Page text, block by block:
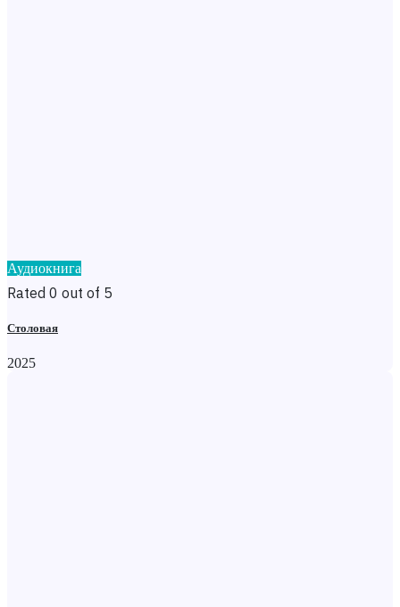
Аудиокнига
Rated 0 out of 5
Столовая
2025